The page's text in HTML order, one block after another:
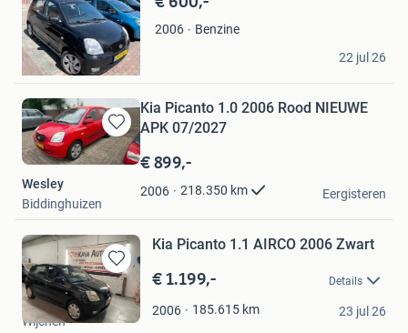
Mijn
Favorieten2006
Benzine
sanaa haj kaddour
Rotterdam
22 jul 26
Bewaren
in
Favorieten
Kia Picanto 1.0 2006 Rood NIEUWE
APK 07/2027
€ 899,-
2006 218.350 km
Wesley
Biddinghuizen
Eergisteren
Bewaren
in
Mijn
Favorieten
Kia Picanto 1.1 AIRCO 2006 Zwart
€ 1.199,- Details
2006 185.615 km
KAYA AUTOS BV
Wijchen
23 jul 26